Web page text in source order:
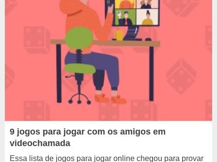
9 jogos para jogar com os amigos em
videochamada
Essa lista de jogos para jogar online chegou para provar